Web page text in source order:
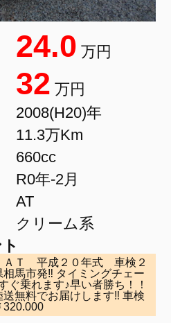
24.0 万円
32 万円
2008(H20)年
11.3万Km
660cc
R0年-2月
AT
クリーム系
Ｔ 平成２０年式 車検２
馬市発‼ タイミングチェー
ぐ乗れます♪早い者勝ち！！
無料でお届けします‼ 車検
320.000